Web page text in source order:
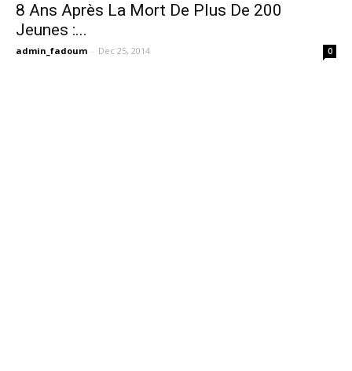
8 Ans Après La Mort De Plus De 200
Jeunes :...
admin_fadoum - Dec 25, 2014 0